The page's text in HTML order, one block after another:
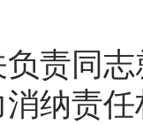
责同
纳责